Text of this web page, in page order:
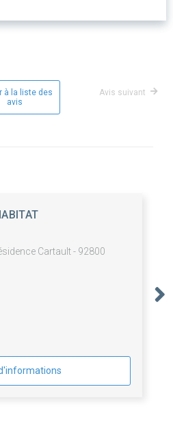
à la liste des
avis
Avis suivant
Cartault - 92800